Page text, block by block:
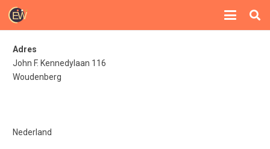
Adres
John F. Kennedylaan 116
Woudenberg
Nederland